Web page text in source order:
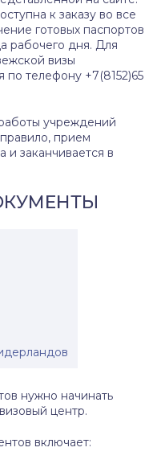
к заказу во все
готовых паспортов
рабочего дня. Для
визы
по телефону +7(8152)65
учреждений
прием
и заканчивается в
нужно начинать
центр.
включает: